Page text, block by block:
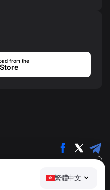
繁體中文
from the
support@numbuster.com